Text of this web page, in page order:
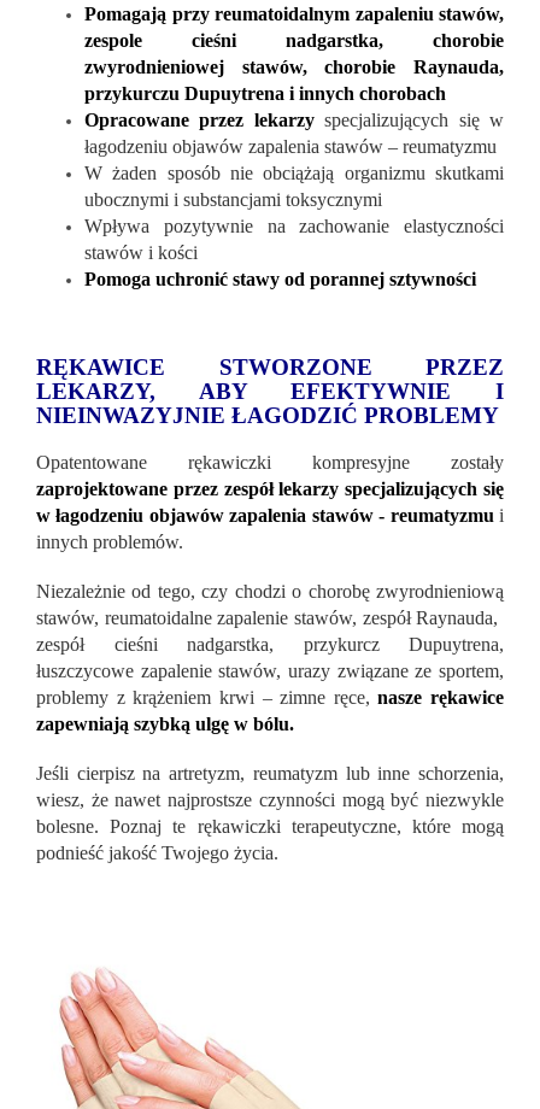
Pomagają przy reumatoidalnym zapaleniu stawów,
zespole cieśni nadgarstka, chorobie
zwyrodnieniowej stawów, chorobie Raynauda,
przykurczu Dupuytrena i innych chorobach
Opracowane przez lekarzyspecjalizujących się w
łagodzeniu objawów zapalenia stawów – reumatyzmu
W żaden sposób nie obciążają organizmu skutkami
ubocznymi i substancjami toksycznymi
Wpływa pozytywnie na zachowanie elastyczności
stawów i kości
Pomoga uchronić stawy od porannej sztywności
RĘKAWICE STWORZONE PRZEZ
LEKARZY, ABY EFEKTYWNIE I
NIEINWAZYJNIE ŁAGODZIĆ PROBLEMY
Opatentowane rękawiczki kompresyjne zostały
zaprojektowane przez zespół lekarzy specjalizujących się
w łagodzeniu objawów zapalenia stawów - reumatyzmu i
innych problemów.
Niezależnie od tego, czy chodzi o chorobę zwyrodnieniową
stawów, reumatoidalne zapalenie stawów, zespół Raynauda, ​​
zespół cieśni nadgarstka, przykurcz Dupuytrena,
łuszczycowe zapalenie stawów, urazy związane ze sportem,
problemy z krążeniem krwi – zimne ręce,nasze rękawice
zapewniają szybką ulgę w bólu.
Jeśli cierpisz na artretyzm, reumatyzm lub inne schorzenia,
wiesz, że nawet najprostsze czynności mogą być niezwykle
bolesne. Poznaj te rękawiczki terapeutyczne, które mogą
podnieść jakość Twojego życia.